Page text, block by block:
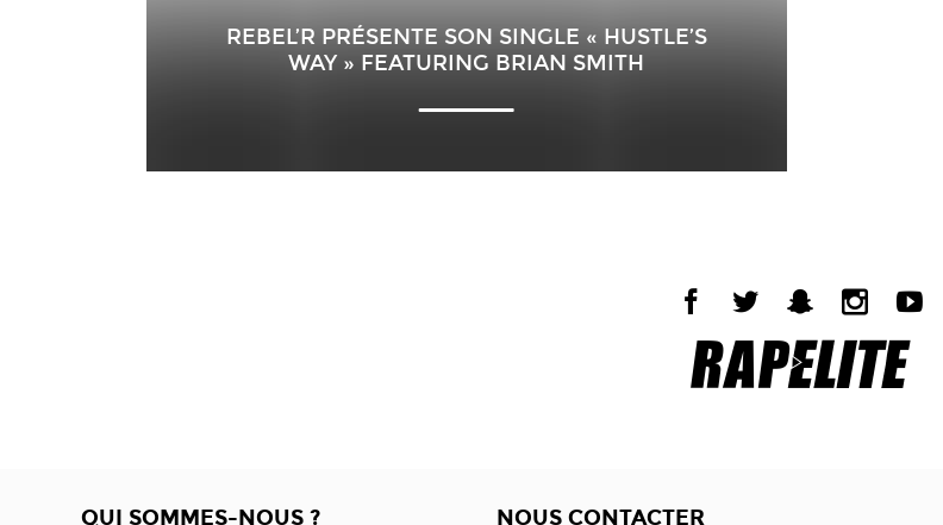
REBEL’R PRÉSENTE SON SINGLE « HUSTLE’S
WAY » FEATURING BRIAN SMITH
QUI SOMMES-NOUS ? NOUS CONTACTER